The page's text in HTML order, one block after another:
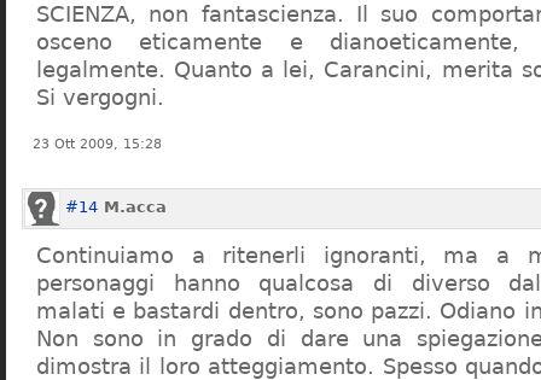
SCIENZA, non fantascienza. Il suo
osceno eticamente e dianoeticamente,
legalmente. Quanto a lei, Carancini, merita
Si vergogni.
23 Ott 2009, 15:28
#14 M.acca
Continuiamo a ritenerli ignoranti, ma a
personaggi hanno qualcosa di diverso
malati e bastardi dentro, sono pazzi. Odiano
Non sono in grado di dare una
dimostra il loro atteggiamento. Spesso